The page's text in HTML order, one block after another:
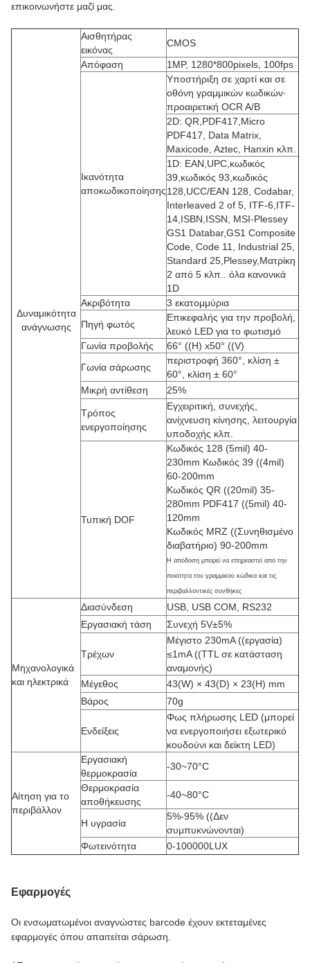
επικοινωνήστε μαζί μας.
Δυναμικότητα
ανάγνωσης
Αισθητήρας
εικόνας
CMOS
Απόφαση
1MP, 1280*800pixels, 100fps
Ικανότητα
αποκωδικοποίησης
Υποστήριξη σε χαρτί και σε
οθόνη γραμμικών κωδικών·
προαιρετική OCR A/B
2D: QR,PDF417,Micro
PDF417, Data Matrix,
Maxicode, Aztec, Hanxin κλπ.
1D: EAN,UPC,κωδικός
39,κωδικός 93,κωδικός
128,UCC/EAN 128, Codabar,
Interleaved 2 of 5, ITF-6,ITF-
14,ISBN,ISSN, MSI-Plessey
GS1 Databar,GS1 Composite
Code, Code 11, Industrial 25,
Standard 25,Plessey,Ματρίκη
2 από 5 κλπ.. όλα κανονικά
1D
Ακριβότητα
3 εκατομμύρια
Πηγή φωτός
Επικεφαλής για την προβολή,
λευκό LED για το φωτισμό
Γωνία προβολής
66° ((H) x50° ((V)
Γωνία σάρωσης
περιστροφή 360°, κλίση ±
60°, κλίση ± 60°
Μικρή αντίθεση
25%
Τρόπος
ενεργοποίησης
Εγχειριτική, συνεχής,
ανίχνευση κίνησης, λειτουργία
υποδοχής κλπ.
Τυπική DOF
Κωδικός 128 (5mil) 40-
230mm Κωδικός 39 ((4mil)
60-200mm
Κωδικός QR ((20mil) 35-
280mm PDF417 ((5mil) 40-
120mm
Κωδικός MRZ ((Συνηθισμένο
διαβατήριο) 90-200mm
Η απόδοση μπορεί να επηρεαστεί από την
ποιότητα του γραμμικού κώδικα και τις
περιβαλλοντικές συνθήκες
Μηχανολογικά
και ηλεκτρικά
Διασύνδεση
USB, USB COM, RS232
Εργασιακή τάση
Συνεχή 5V±5%
Τρέχων
Μέγιστο 230mA ((εργασία)
≤1mA ((TTL σε κατάσταση
αναμονής)
Μέγεθος
43(W) × 43(D) × 23(H) mm
Βάρος
70g
Ενδείξεις
Φως πλήρωσης LED (μπορεί
να ενεργοποιήσει εξωτερικό
κουδούνι και δείκτη LED)
Αίτηση για το
περιβάλλον
Εργασιακή
θερμοκρασία
-30~70°C
Θερμοκρασία
αποθήκευσης
-40~80°C
Η υγρασία
5%-95% ((Δεν
συμπυκνώνονται)
Φωτεινότητα
0-100000LUX
Εφαρμογές
Οι ενσωματωμένοι αναγνώστες barcode έχουν εκτεταμένες
εφαρμογές όπου απαιτείται σάρωση.